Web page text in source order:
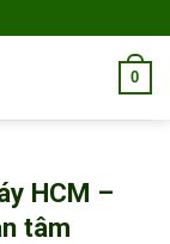
0
HCM –
tâm